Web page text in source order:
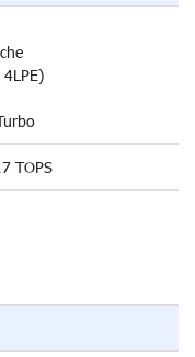
TOPS